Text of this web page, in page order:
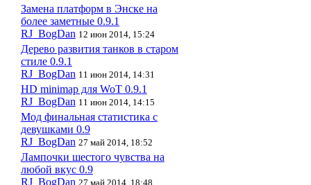
Замена платформ в Энске на
более заметные 0.9.1
RJ_BogDan 12 июн 2014, 15:24
Дерево развития танков в старом
стиле 0.9.1
RJ_BogDan 11 июн 2014, 14:31
HD minimap для WoT 0.9.1
RJ_BogDan 11 июн 2014, 14:15
Мод финальная статистика с
девушками 0.9
RJ_BogDan 27 май 2014, 18:52
Лампочки шестого чувства на
любой вкус 0.9
RJ_BogDan 27 май 2014, 18:48